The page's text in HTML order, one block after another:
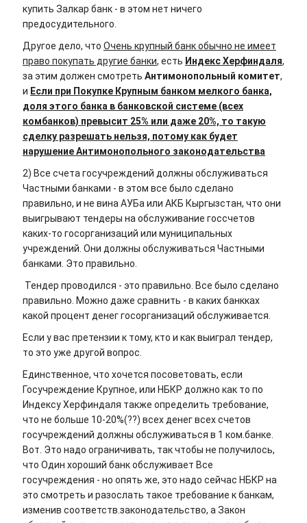
купить Залкар банк - в этом нет ничего
предосудительного.
Другое дело, что Очень крупный банк обычно не имеет
право покупать другие банки, есть Индекс Херфиндаля,
за этим должен смотреть Антимонопольный комитет,
и Если при Покупке Крупным банком мелкого банка,
доля этого банка в банковской системе (всех
комбанков) превысит 25% или даже 20%, то такую
сделку разрешать нельзя, потому как будет
нарушение Антимонопольного законодательства
2) Все счета госучреждений должны обслуживаться
Частными банками - в этом все было сделано
правильно, и не вина АУБа или АКБ Кыргызстан, что они
выигрывают тендеры на обслуживание госсчетов
каких-то госорганизаций или муниципальных
учреждений. Они должны обслуживаться Частными
банками. Это правильно.
Тендер проводился - это правильно. Все было сделано
правильно. Можно даже сравнить - в каких банкках
какой процент денег госорганизаций обслуживается.
Если у вас претензии к тому, кто и как выиграл тендер,
то это уже другой вопрос.
Единственное, что хочется посоветовать, если
Госучреждение Крупное, или НБКР должно как то по
Индексу Херфиндаля также определить требование,
что не больше 10-20%(??) всех денег всех счетов
госучреждений должны обслуживаться в 1 ком.банке.
Вот. Это надо ограничивать, так чтобы не получилось,
что Один хороший банк обслуживает Все
госучреждения - но опять же, это надо сейчас НБКР на
это смотреть и разослать такое требование к банкам,
изменив соответств.законодательство, а Закон